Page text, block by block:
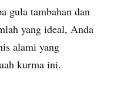
gula tambahan dan
yang ideal, Anda
alami yang
kurma ini.